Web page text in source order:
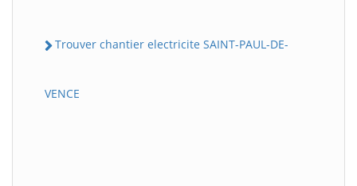
Trouver chantier electricite SAINT-PAUL-DE-
VENCE